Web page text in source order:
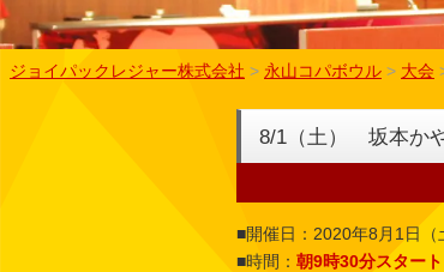
ジョイパックレジャー株式会社 > 永山コパボウル > 大会
8/1（土） 坂本か
■開催日：2020年8月1日（
■時間： 朝9時30分スタート